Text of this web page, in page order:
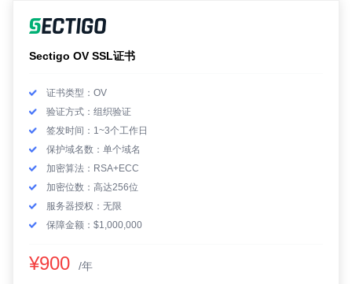
Sectigo OV SSL证书
证书类型：OV
验证方式：组织验证
签发时间：1~3个工作日
保护域名数：单个域名
加密算法：RSA+ECC
加密位数：高达256位
服务器授权：无限
保障金额：$1,000,000
¥900 /年